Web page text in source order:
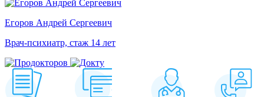
Егоров Андрей Сергеевич
Врач-психиатр, стаж 14 лет